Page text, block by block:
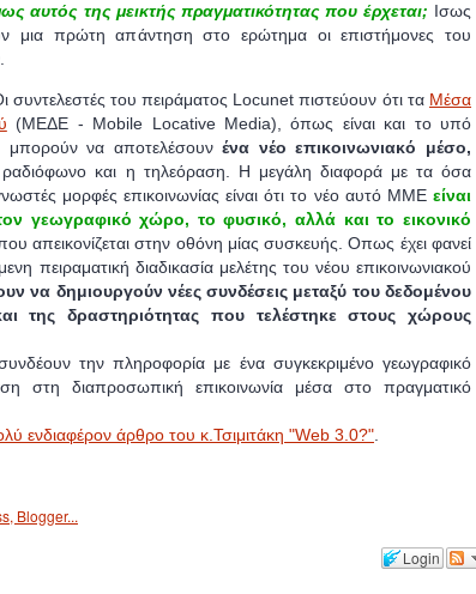
αυτός της μεικτής πραγματικότητας που έρχεται; Ισως
μια πρώτη απάντηση στο ερώτημα οι επιστήμονες του
συντελεστές του πειράματος Locunet πιστεύουν ότι τα Μέσα
(ΜΕΔΕ - Mobile Locative Media), όπως είναι και το υπό
μπορούν να αποτελέσουνένα νέο επικοινωνιακό μέσο,
ραδιόφωνο και η τηλεόραση. Η μεγάλη διαφορά με τα όσα
μορφές επικοινωνίας είναι ότι το νέο αυτό ΜΜΕ είναι
γεωγραφικό χώρο, το φυσικό, αλλά και το εικονικό
απεικονίζεται στην οθόνη μίας συσκευής. Oπως έχει φανεί
πειραματική διαδικασία μελέτης του νέου επικοινωνιακού
να δημιουργούν νέες συνδέσεις μεταξύ του δεδομένου
της δραστηριότητας που τελέστηκε στους χώρους
την πληροφορία με ένα συγκεκριμένο γεωγραφικό
στη διαπροσωπική επικοινωνία μέσα στο πραγματικό
ενδιαφέρον άρθρο του κ.Τσιμιτάκη "Web 3.0?"
Login